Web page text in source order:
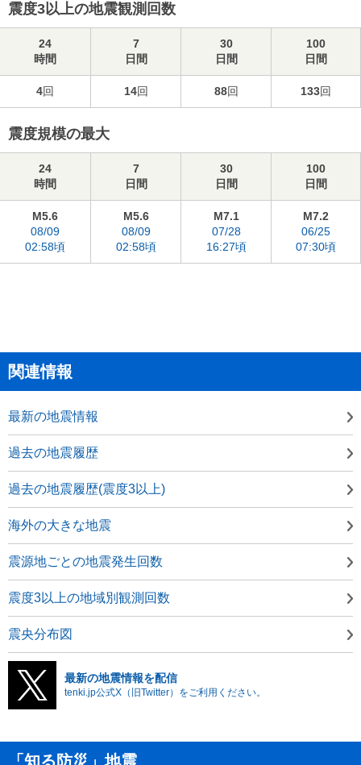
震度3以上の地震観測回数
24
時間
7
日間
30
日間
100
日間
4回 14回 88回 133回
震度規模の最大
24
時間
7
日間
30
日間
100
日間
M5.6
08/09
02:58頃
M5.6
08/09
02:58頃
M7.1
07/28
16:27頃
M7.2
06/25
07:30頃
関連情報
最新の地震情報
過去の地震履歴
過去の地震履歴(震度3以上)
海外の大きな地震
震源地ごとの地震発生回数
震度3以上の地域別観測回数
震央分布図
最新の地震情報を配信
tenki.jp公式X（旧Twitter）をご利用ください。
「知る防災」地震